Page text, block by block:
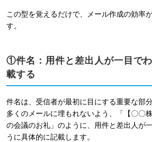
メール
3
3-1 箇条書きを活用して情報
すく整理する
この型を覚えるだけで、メール作成の効率
す。
①件名：用件と差出人が一目で
載する
件名は、受信者が最初に目にする重要な部分
多くのメールに埋もれないよう、「【〇〇
の会議のお礼」のように、用件と差出人が
うに具体的に記載します。